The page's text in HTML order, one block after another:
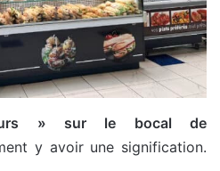
» sur le bocal de
y avoir une signification.